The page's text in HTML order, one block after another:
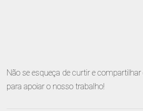
Não se esqueça de curtir e
para apoiar o nosso trabalho!